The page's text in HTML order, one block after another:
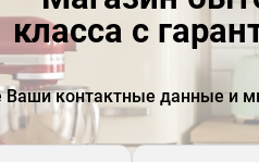
Комплектация
Материал
Материал емкости
класса с
Ваши контактные данные и